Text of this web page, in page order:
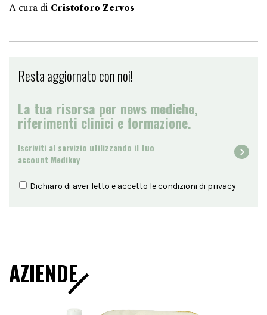
A cura di Cristoforo Zervos
Resta aggiornato con noi!
La tua risorsa per news mediche,
riferimenti clinici e formazione.
Iscriviti al servizio utilizzando il tuo
account Medikey
Dichiaro di aver letto e accetto le condizioni di privacy
AZIENDE